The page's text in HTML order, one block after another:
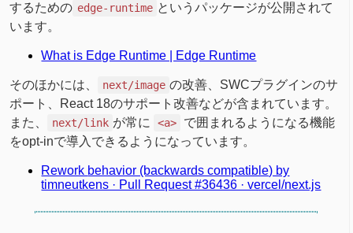
するための edge-runtime というパッケージが公開されて
います。
What is Edge Runtime | Edge Runtime
そのほかには、 next/image の改善、SWCプラグインのサ
ポート、React 18のサポート改善などが含まれています。
また、
next/link が常に <a>
で囲まれるようになる機能
をopt-inで導入できるようになっています。
Rework behavior (backwards compatible) by
timneutkens · Pull Request #36436 · vercel/next.js